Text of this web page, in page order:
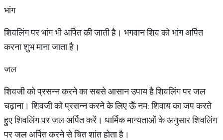
भांग
शिवलिंग पर भांग भी अर्पित की जाती है। भगवान शिव को भांग अर्पित
करना शुभ माना जाता है।
जल
शिवजी को प्रसन्न करने का सबसे आसान उपाय है शिवलिंग पर जल
चढ़ाना। शिवजी को प्रसन्न करने के लिए ऊॅं नम: शिवाय का जप करते
हुए शिवलिंग पर जल अर्पित करें। धार्मिक मान्यताओं के अनुसार शिवलिंग
पर जल अर्पित करने से चित शांत होता है।